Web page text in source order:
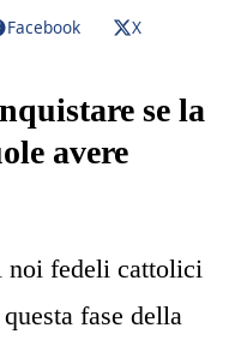
Facebook
X
se la
avere
noi fedeli cattolici
fase della